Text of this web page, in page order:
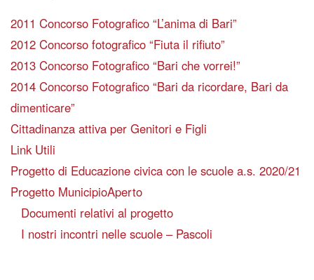
2011 Concorso Fotografico “L’anima di Bari”
2012 Concorso fotografico “Fiuta il rifiuto”
2013 Concorso Fotografico “Bari che vorrei!”
2014 Concorso Fotografico “Bari da ricordare, Bari da
dimenticare”
Cittadinanza attiva per Genitori e Figli
Link Utili
Progetto di Educazione civica con le scuole a.s. 2020/21
Progetto MunicipioAperto
Documenti relativi al progetto
I nostri incontri nelle scuole – Pascoli